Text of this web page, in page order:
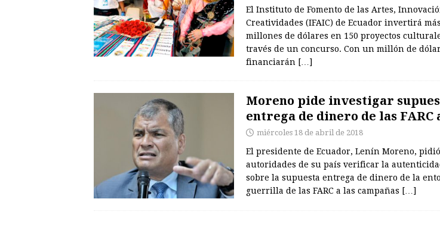
El Instituto de Fomento de las Artes,
Creatividades (IFAIC) de Ecuador invertirá
millones de dólares en 150 proyectos
través de un concurso. Con un millón de
financiarán […]
Moreno pide investigar
entrega de dinero de las FARC
miércoles 18 de abril de 2018
El presidente de Ecuador, Lenín Moreno,
autoridades de su país verificar la
sobre la supuesta entrega de dinero de la
guerrilla de las FARC a las campañas […]